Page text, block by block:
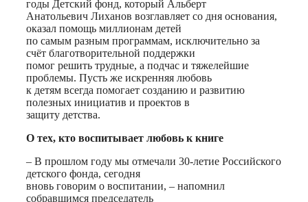
годы Детский фонд, который Альберт
Анатольевич Лиханов возглавляет со дня основания,
оказал помощь миллионам детей
по самым разным программам, исключительно за
счёт благотворительной поддержки
помог решить трудные, а подчас и тяжелейшие
проблемы. Пусть же искренняя любовь
к детям всегда помогает созданию и развитию
полезных инициатив и проектов в
защиту детства.
О тех, кто воспитывает любовь к книге
– В прошлом году мы отмечали 30-летие Российского
детского фонда, сегодня
вновь говорим о воспитании, – напомнил
собравшимся председатель